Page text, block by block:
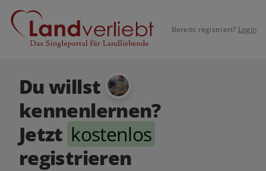
Bereits registriert? Login
Du willst
kennenlernen?
Jetzt kostenlos
registrieren